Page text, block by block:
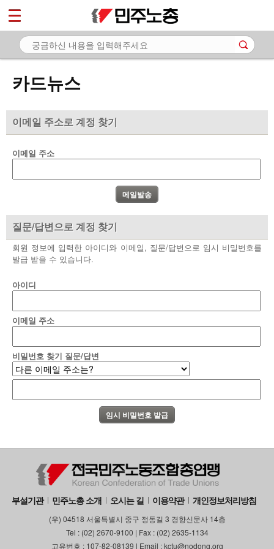
카드뉴스
이메일 주소로 계정 찾기
이메일 주소
질문/답변으로 계정 찾기
회원 정보에 입력한 아이디와 이메일, 질문/답변으로 임시 비밀번호를
발급 받을 수 있습니다.
아이디
이메일 주소
비밀번호 찾기 질문/답변
부설기관 민주노총 소개 오시는 길 이용약관 개인정보처리방침
(우) 04518 서울특별시 중구 정동길 3 경향신문사 14층
Tel : (02) 2670-9100 | Fax : (02) 2635-1134
고유번호 : 107-82-08139 | Email : kctu@nodong.org
마이페이지
소개
노동상담
자료
- 카드뉴스
부설기관